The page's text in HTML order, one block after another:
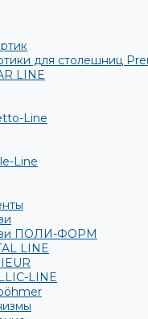
для столешниц
LINE
Line
Line
ПОЛИ-ФОРМ
LINE
LINE